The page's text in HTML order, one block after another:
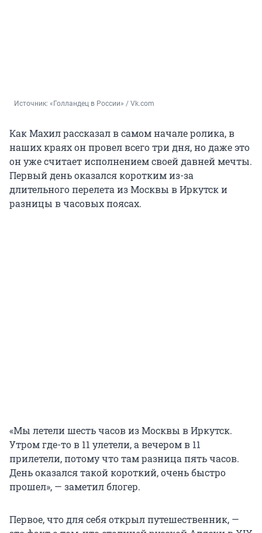
Источник: «Голландец в России» / Vk.com
Как Махил рассказал в самом начале ролика, в
наших краях он провел всего три дня, но даже это
он уже считает исполнением своей давней мечты.
Первый день оказался коротким из-за
длительного перелета из Москвы в Иркутск и
разницы в часовых поясах.
«Мы летели шесть часов из Москвы в Иркутск.
Утром где-то в 11 улетели, а вечером в 11
прилетели, потому что там разница пять часов.
День оказался такой короткий, очень быстро
прошел», — заметил блогер.
Первое, что для себя открыл путешественник, —